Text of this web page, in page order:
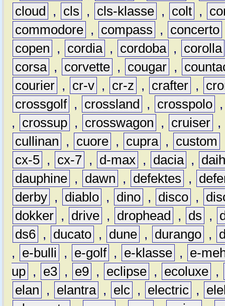
cloud
, cls , cls-klasse , colt ,
commodore , compass , concerto
copen
, cordia , cordoba ,
corolla
corsa , corvette , cougar ,
courier , cr-v , cr-z , crafter ,
crossgolf , crossland , crosspolo
,
crossup , crosswagon , cruiser ,
cullinan
, cuore , cupra , custom
cx-5 , cx-7 , d-max , dacia ,
dauphine , dawn , defektes ,
derby , diablo , dino , disco ,
dokker , drive , drophead , ds ,
ds6 , ducato , dune , durango ,
,
e-bulli , e-golf , e-klasse ,
e-
up , e3 , e9 , eclipse , ecoluxe ,
elan
, elantra , elc , electric ,